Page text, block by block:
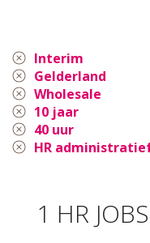
Interim
Gelderland
Wholesale
10 jaar
40 uur
HR
1 HR